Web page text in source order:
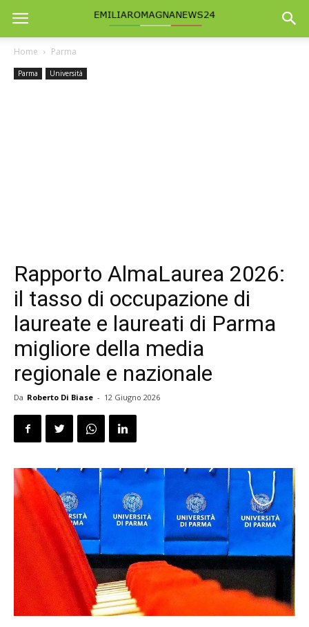
Home Parma
Parma Università
Rapporto AlmaLaurea 2026:
il tasso di occupazione di
laureate e laureati di Parma
migliore della media
regionale e nazionale
Da Roberto Di Biase - 12 Giugno 2026